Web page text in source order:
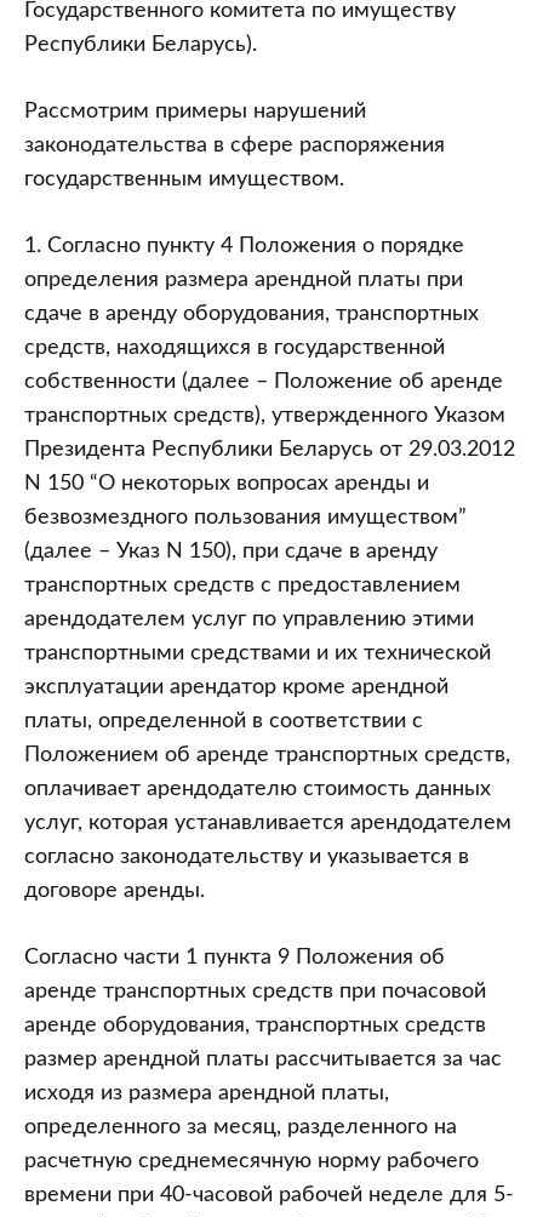
Государственного комитета по имуществу
Республики Беларусь).
Рассмотрим примеры нарушений
законодательства в сфере распоряжения
государственным имуществом.
1. Согласно пункту 4 Положения о порядке
определения размера арендной платы при
сдаче в аренду оборудования, транспортных
средств, находящихся в государственной
собственности (далее – Положение об аренде
транспортных средств), утвержденного Указом
Президента Республики Беларусь от 29.03.2012
N 150 “О некоторых вопросах аренды и
безвозмездного пользования имуществом”
(далее – Указ N 150), при сдаче в аренду
транспортных средств с предоставлением
арендодателем услуг по управлению этими
транспортными средствами и их технической
эксплуатации арендатор кроме арендной
платы, определенной в соответствии с
Положением об аренде транспортных средств,
оплачивает арендодателю стоимость данных
услуг, которая устанавливается арендодателем
согласно законодательству и указывается в
договоре аренды.
Согласно части 1 пункта 9 Положения об
аренде транспортных средств при почасовой
аренде оборудования, транспортных средств
размер арендной платы рассчитывается за час
исходя из размера арендной платы,
определенного за месяц, разделенного на
расчетную среднемесячную норму рабочего
времени при 40-часовой рабочей неделе для 5-